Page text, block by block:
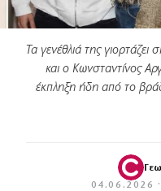
Τα γενέθλιά της
και ο Κωνσταντίνος
έκπληξη ήδη από το
04.06.2026